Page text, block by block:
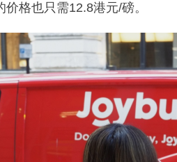
格也只需12.8港元/磅。